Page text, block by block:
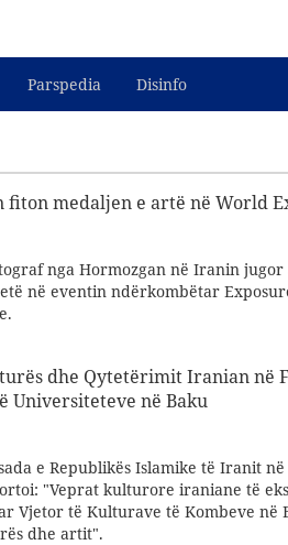
Parspedia Disinfo
medaljen e artë në World
nga Hormozgan në Iranin
në eventin ndërkombëtar
dhe Qytetërimit Iranian në
Universiteteve në Baku
e Republikës Islamike të Iranit
"Veprat kulturore iraniane të
Vjetor të Kulturave të Kombeve në
dhe artit".